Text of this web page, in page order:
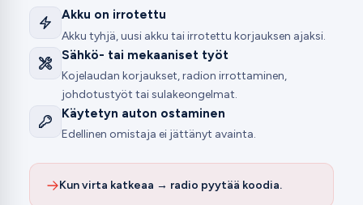
Akku on irrotettu
Akku tyhjä, uusi akku tai irrotettu korjauksen ajaksi.
Sähkö- tai mekaaniset työt
Kojelaudan korjaukset, radion irrottaminen,
johdotustyöt tai sulakeongelmat.
Käytetyn auton ostaminen
Edellinen omistaja ei jättänyt avainta.
Kun virta katkeaa → radio pyytää koodia.